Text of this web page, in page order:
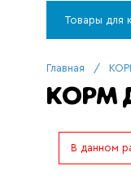
Товары для
Главная /
КОРМ
В данном